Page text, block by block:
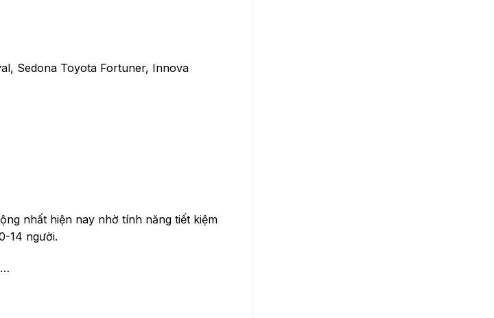
Sedona Toyota Fortuner, Innova
nhất hiện nay nhờ tính năng tiết kiệm
14 người.
…